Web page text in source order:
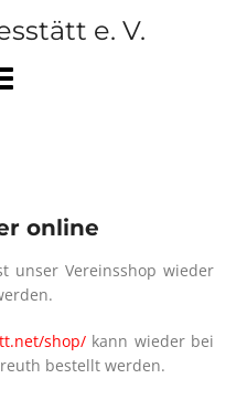
e. V.
online
unser Vereinsshop wieder
shop/kann wieder bei
bestellt werden.